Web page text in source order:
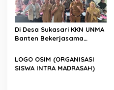
Di Desa Sukasari KKN UNMA
Banten Bekerjasama
LOGO OSIM (ORGANISASI
SISWA INTRA MADRASAH)